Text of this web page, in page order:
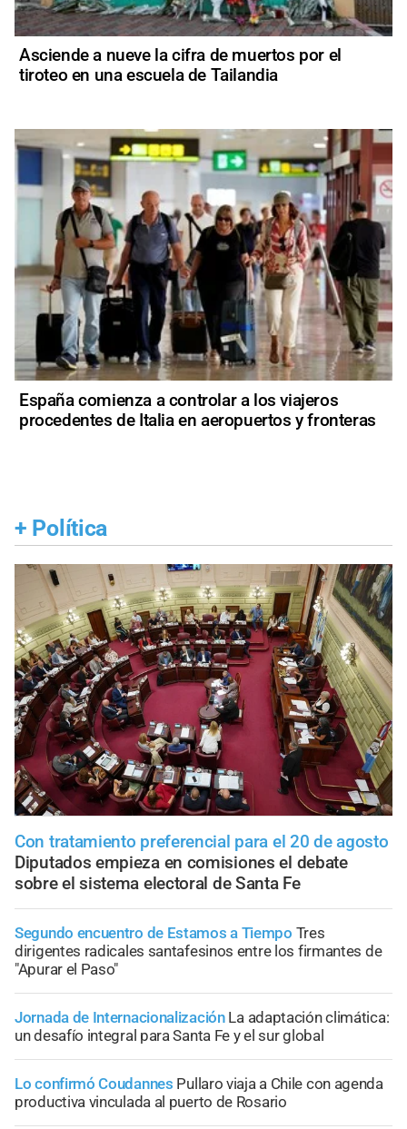
Asciende a nueve la cifra de muertos por el
tiroteo en una escuela de Tailandia
España comienza a controlar a los viajeros
procedentes de Italia en aeropuertos y fronteras
+ Política
Con tratamiento preferencial para el 20 de agosto
Diputados empieza en comisiones el debate
sobre el sistema electoral de Santa Fe
Segundo encuentro de Estamos a Tiempo Tres
dirigentes radicales santafesinos entre los firmantes de
"Apurar el Paso"
Jornada de Internacionalización La adaptación climática:
un desafío integral para Santa Fe y el sur global
Lo confirmó Coudannes Pullaro viaja a Chile con agenda
productiva vinculada al puerto de Rosario